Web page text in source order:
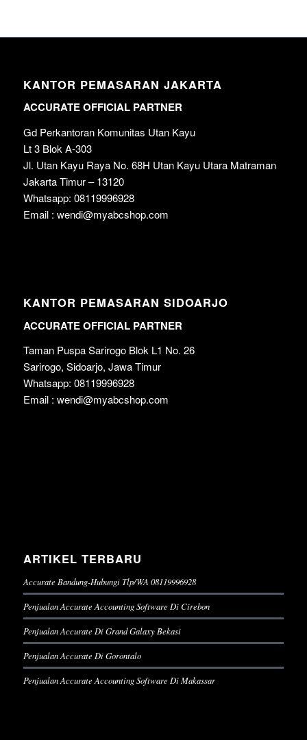
KANTOR PEMASARAN JAKARTA
ACCURATE OFFICIAL PARTNER
Gd Perkantoran Komunitas Utan Kayu
Lt 3 Blok A-303
Jl. Utan Kayu Raya No. 68H Utan Kayu Utara Matraman
Jakarta Timur – 13120
Whatsapp: 08119996928
Email : wendi@myabcshop.com
KANTOR PEMASARAN SIDOARJO
ACCURATE OFFICIAL PARTNER
Taman Puspa Sarirogo Blok L1 No. 26
Sarirogo, Sidoarjo, Jawa Timur
Whatsapp: 08119996928
Email : wendi@myabcshop.com
ARTIKEL TERBARU
Accurate Bandung-Hubungi Tlp/WA 08119996928
Penjualan Accurate Accounting Software Di Cirebon
Penjualan Accurate Di Grand Galaxy Bekasi
Penjualan Accurate Di Gorontalo
Penjualan Accurate Accounting Software Di Makassar